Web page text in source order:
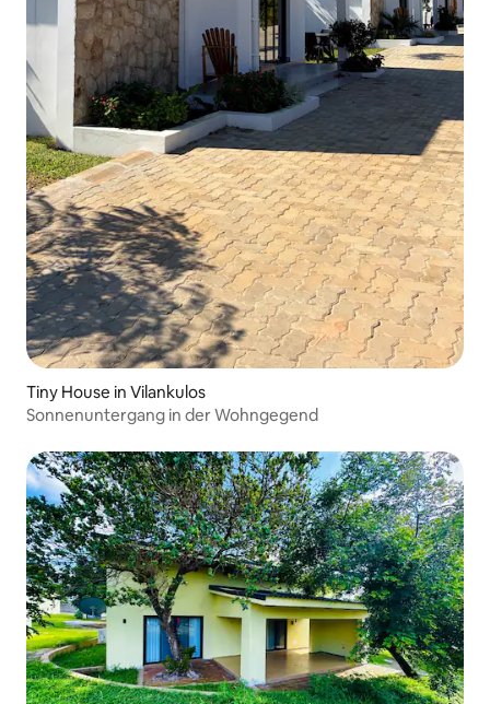
Tiny House in Vilankulos
Sonnenuntergang in der Wohngegend